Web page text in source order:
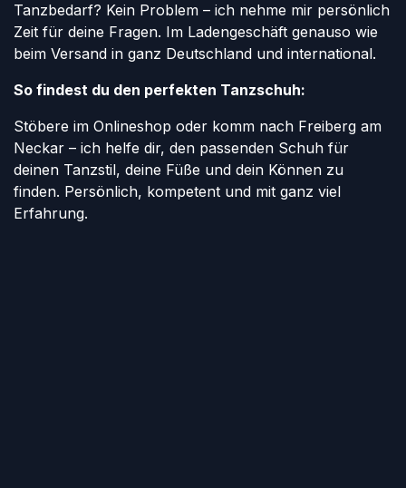
Tanzbedarf? Kein Problem – ich nehme mir persönlich
Zeit für deine Fragen. Im Ladengeschäft genauso wie
beim Versand in ganz Deutschland und international.
So findest du den perfekten Tanzschuh:
Stöbere im Onlineshop oder komm nach Freiberg am
Neckar – ich helfe dir, den passenden Schuh für
deinen Tanzstil, deine Füße und dein Können zu
finden. Persönlich, kompetent und mit ganz viel
Erfahrung.